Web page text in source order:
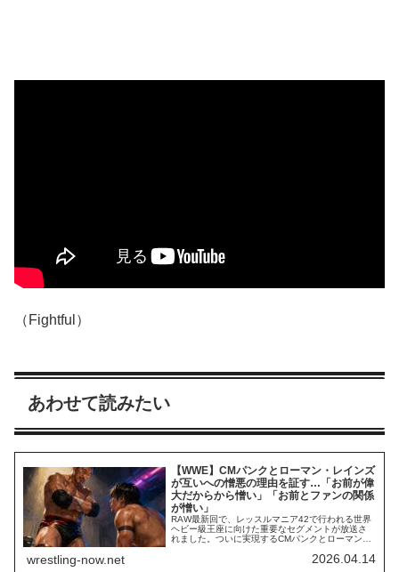
（Fightful）
あわせて読みたい
【WWE】CMパンクとローマン・レインズ
が互いへの憎悪の理由を証す…「お前が偉
大だからから憎い」「お前とファンの関係
が憎い」
RAW最新回で、レッスルマニア42で行われる世界
ヘビー級王座に向けた重要なセグメントが放送さ
れました。ついに実現するCMパンクとローマン・
優勝した後、2人は激しいプロモ合戦を披露してき
wrestling-now.net 2026.04.14